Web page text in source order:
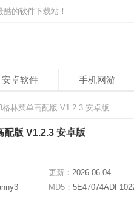
的软件下载站！
安卓软件 手机网游
格林菜单高配版 V1.2.3 安卓版
版 V1.2.3 安卓版
更新： 2026-06-04
MD5：